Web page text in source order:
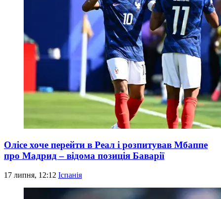
Олісе хоче перейти в Реал і розпитував Мбаппе
про Мадрид – відома позиція Баварії
17 липня, 12:12 Іспанія